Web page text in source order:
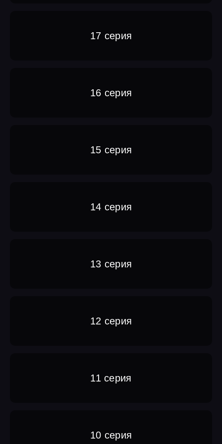
17 серия
16 серия
15 серия
14 серия
13 серия
12 серия
11 серия
10 серия